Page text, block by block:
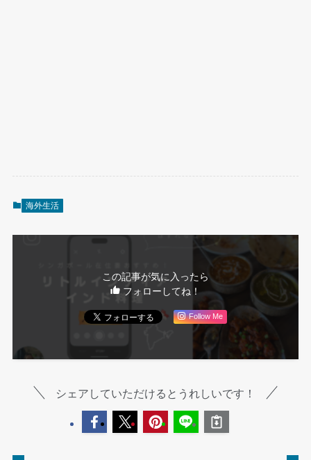
海外生活
この記事が気に入ったら
フォローしてね！
Follow Me
シェアしていただけるとうれしいです！